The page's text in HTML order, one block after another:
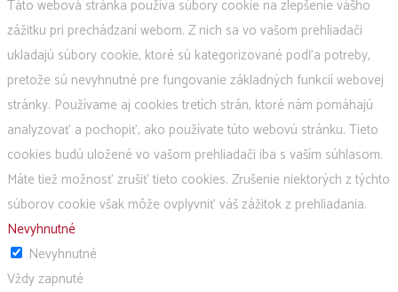
Táto webová stránka používa súbory cookie na zlepšenie vášho
zážitku pri prechádzaní webom. Z nich sa vo vašom prehliadači
ukladajú súbory cookie, ktoré sú kategorizované podľa potreby,
pretože sú nevyhnutné pre fungovanie základných funkcií webovej
stránky. Používame aj cookies tretích strán, ktoré nám pomáhajú
analyzovať a pochopiť, ako používate túto webovú stránku. Tieto
cookies budú uložené vo vašom prehliadači iba s vaším súhlasom.
Máte tiež možnosť zrušiť tieto cookies. Zrušenie niektorých z týchto
súborov cookie však môže ovplyvniť váš zážitok z prehliadania.
Nevyhnutné
Nevyhnutné
Vždy zapnuté